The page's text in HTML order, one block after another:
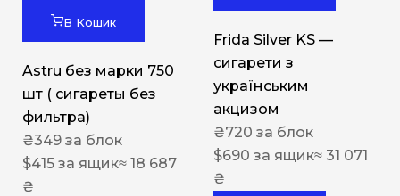
В Кошик
Astru без марки 750
шт ( сигареты без
фильтра)
₴349 за блок
$415 за ящик≈ 18 687
₴
Frida Silver KS —
сигарети з
українським
акцизом
₴720 за блок
$690 за ящик≈ 31 071
₴